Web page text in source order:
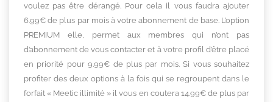
voulez pas être dérangé. Pour cela il vous faudra ajouter
6.99€ de plus par mois à votre abonnement de base. L’option
PREMIUM elle, permet aux membres qui n’ont pas
d’abonnement de vous contacter et à votre profil d’être placé
en priorité pour 9.99€ de plus par mois. Si vous souhaitez
profiter des deux options à la fois qui se regroupent dans le
forfait « Meetic illimité » il vous en coutera 14.99€ de plus par